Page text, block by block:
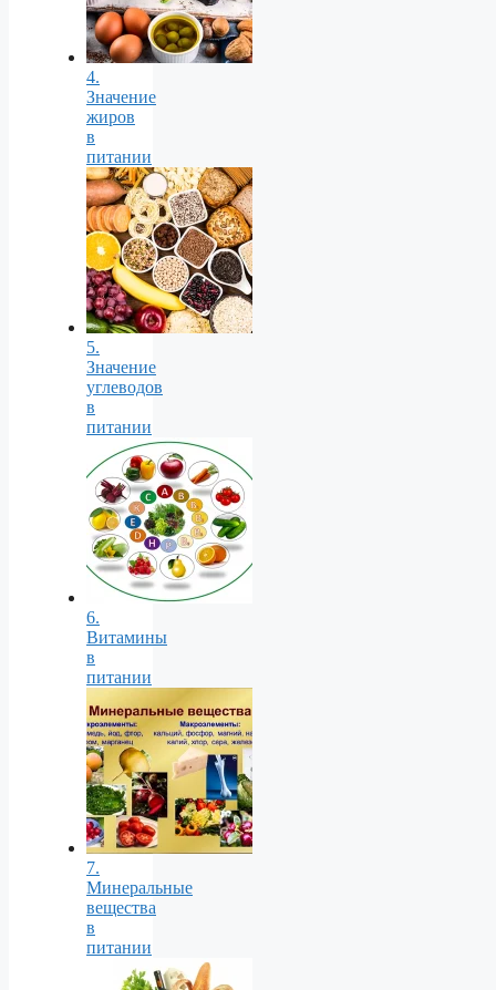
4.
Значение
жиров
в
питании
5.
Значение
углеводов
в
питании
6.
Витамины
в
питании
7.
Минеральные
вещества
в
питании